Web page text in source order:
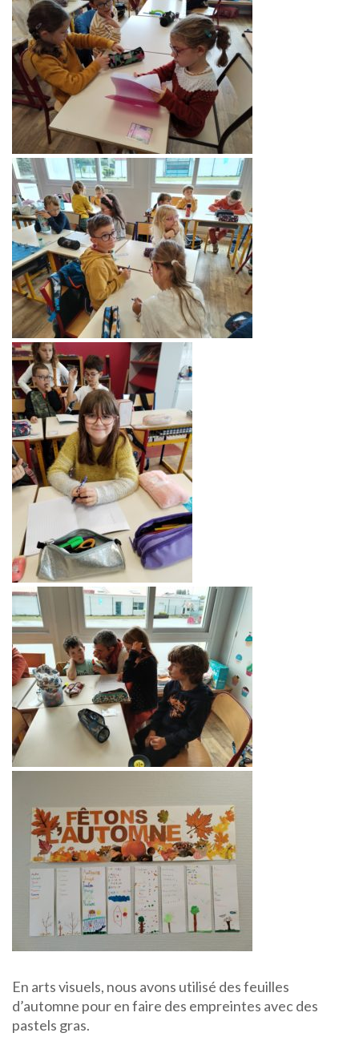
En arts visuels, nous avons utilisé des feuilles
d’automne pour en faire des empreintes avec des
pastels gras.